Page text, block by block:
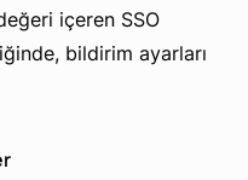
içeren SSO
bildirim ayarları